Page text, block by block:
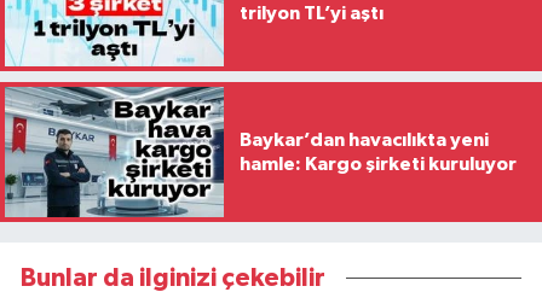
trilyon TL’yi aştı
Baykar’dan havacılıkta yeni
hamle: Kargo şirketi kuruluyor
Bunlar da ilginizi çekebilir